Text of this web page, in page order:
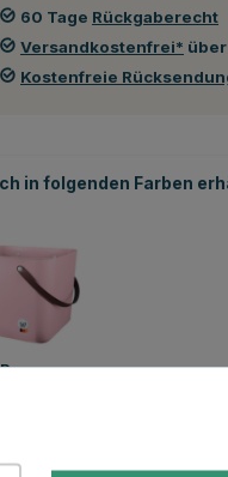
60 Tage Rückgaberecht
Versandkostenfrei* über
Kostenfreie
in folgenden Farben
Rosa
ansehen